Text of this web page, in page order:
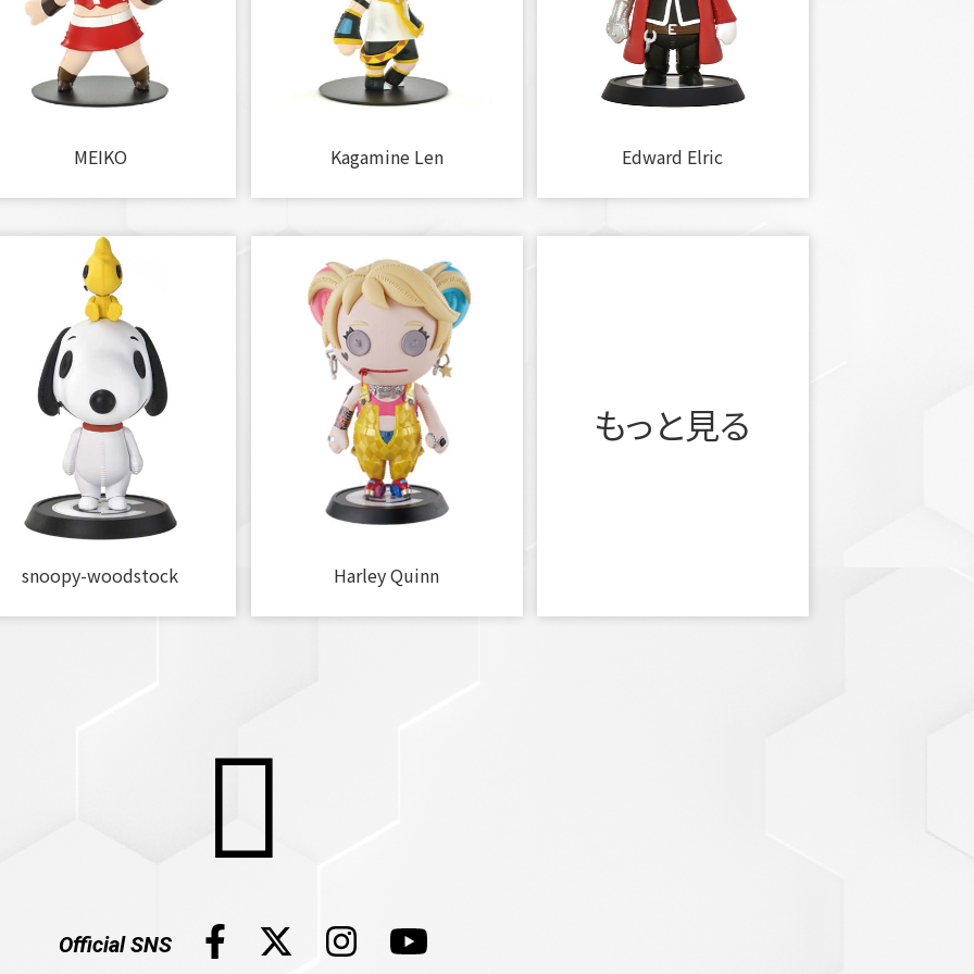
MEIKO Kagamine Len Edward Elric
snoopy-woodstock Harley Quinn
もっと見る
Official SNS